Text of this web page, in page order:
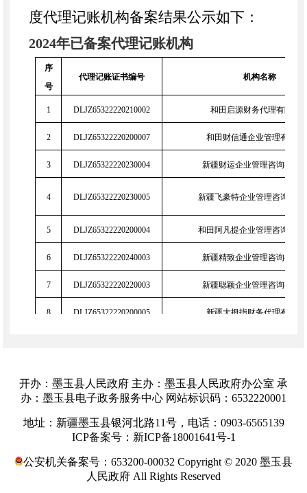
度代理记账机构备案结果公示如下：
2024年已备案代理记账机构
序
号
代理记账证书编号 机构名称
1 DLJZ65322220210002 和田启源财务代理有限公
2 DLJZ65322220200007 和田财信通企业管理有限公
3 DLJZ65322220230004 新疆财运企业管理咨询有限
4 DLJZ65322220230005 新疆飞豪特企业管理咨询有限
5 DLJZ65322220200004 和田阿凡提企业管理咨询有限
6 DLJZ65322220240003 新疆精致企业管理咨询有限
7 DLJZ65322220220003 新疆聪颖企业管理咨询有限
8 DLJZ65322220200005 新疆大拇指财务代理有限公
DLJZ65322220190008 新疆高端企业服务有限公
13 DLJZ65322220210003 新疆锐灵企业服务有限公
开办：墨玉县人民政府 主办：墨玉县人民政府办公室 承
办：墨玉县电子政务服务中心 网站标识码：6532220001
地址：新疆墨玉县银河北路11号，电话：0903-6565139
ICP备案号：新ICP备18001641号-1
公安机关备案号：653200-00032 Copyright © 2020 墨玉县
人民政府 All Rights Reserved